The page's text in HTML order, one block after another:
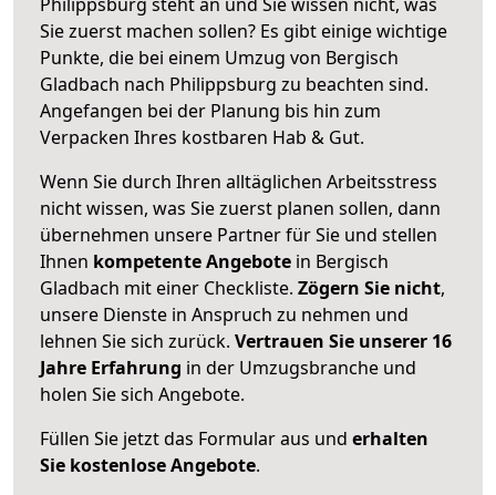
Sie zuerst machen sollen? Es gibt einige wichtige
Punkte, die bei einem Umzug von Bergisch
Gladbach nach Philippsburg zu beachten sind.
Angefangen bei der Planung bis hin zum
Verpacken Ihres kostbaren Hab & Gut.
Wenn Sie durch Ihren alltäglichen Arbeitsstress
nicht wissen, was Sie zuerst planen sollen, dann
übernehmen unsere Partner für Sie und stellen
Ihnen kompetente Angebote in Bergisch
Gladbach mit einer Checkliste. Zögern Sie nicht,
unsere Dienste in Anspruch zu nehmen und
lehnen Sie sich zurück. Vertrauen Sie unserer 16
Jahre Erfahrung in der Umzugsbranche und
holen Sie sich Angebote.
Füllen Sie jetzt das Formular aus und erhalten
Sie kostenlose Angebote.